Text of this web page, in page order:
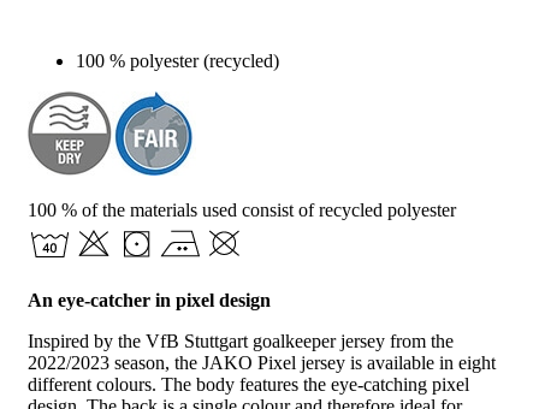
100 % polyester (recycled)
100 % of the materials used consist of recycled polyester
An eye-catcher in pixel design
Inspired by the VfB Stuttgart goalkeeper jersey from the
2022/2023 season, the JAKO Pixel jersey is available in eight
different colours. The body features the eye-catching pixel